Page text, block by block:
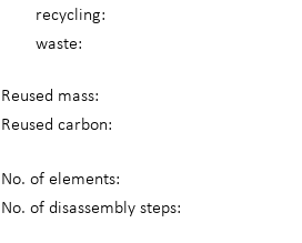
recycling:
waste:
Reused mass:
Reused carbon:
No. of elements:
No. of disassembly steps: